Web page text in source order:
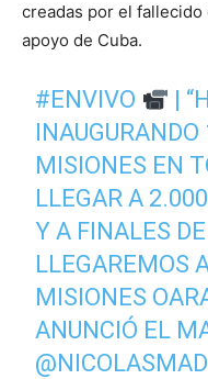
creadas por el fallecido
apoyo de Cuba.
#ENVIVO
|
MISIONES EN
LLEGAR A
Y A FINALES
LLEGAREMOS
MISIONES
ANUNCIÓ EL